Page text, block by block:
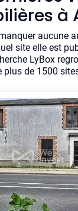
à
aucune
site elle est
LyBox
plus de 1500